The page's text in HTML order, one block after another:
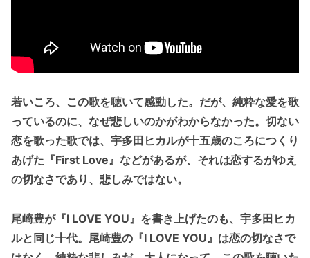
若いころ、この歌を聴いて感動した。だが、純粋な愛を歌
っているのに、なぜ悲しいのかがわからなかった。切ない
恋を歌った歌では、宇多田ヒカルが十五歳のころにつくり
あげた『First Love』などがあるが、それは恋するがゆえ
の切なさであり、悲しみではない。
尾崎豊が『I LOVE YOU』を書き上げたのも、宇多田ヒカ
ルと同じ十代。尾崎豊の『I LOVE YOU』は恋の切なさで